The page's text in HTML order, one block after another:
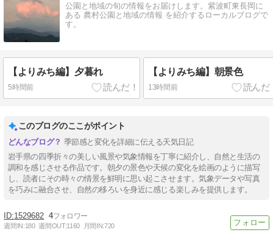
公園と地域の旬の情報をお届けします。紫波町東長岡に
ある 農村公園と地域の情報 を紹介するローカルブログで
す。
【よりみち編】夕暮れ
5時間前
【よりみち編】朝景色
13時間前
このブログのここがポイント
季節感と変化を詳細に伝える天気日記
岩手県の四季折々の美しい風景や気象情報を丁寧に紹介し、自然と生活の
調和を感じさせる作品です。朝夕の景色や天候の変化を絵画のように描写
し、読者にその時々の情景を鮮明に思い起こさせます。気象データや写真
を巧みに融合させ、自然の移ろいを身近に感じる楽しみを提供します。
1529682 4
週間IN:180 週間OUT:1160 月間IN:720